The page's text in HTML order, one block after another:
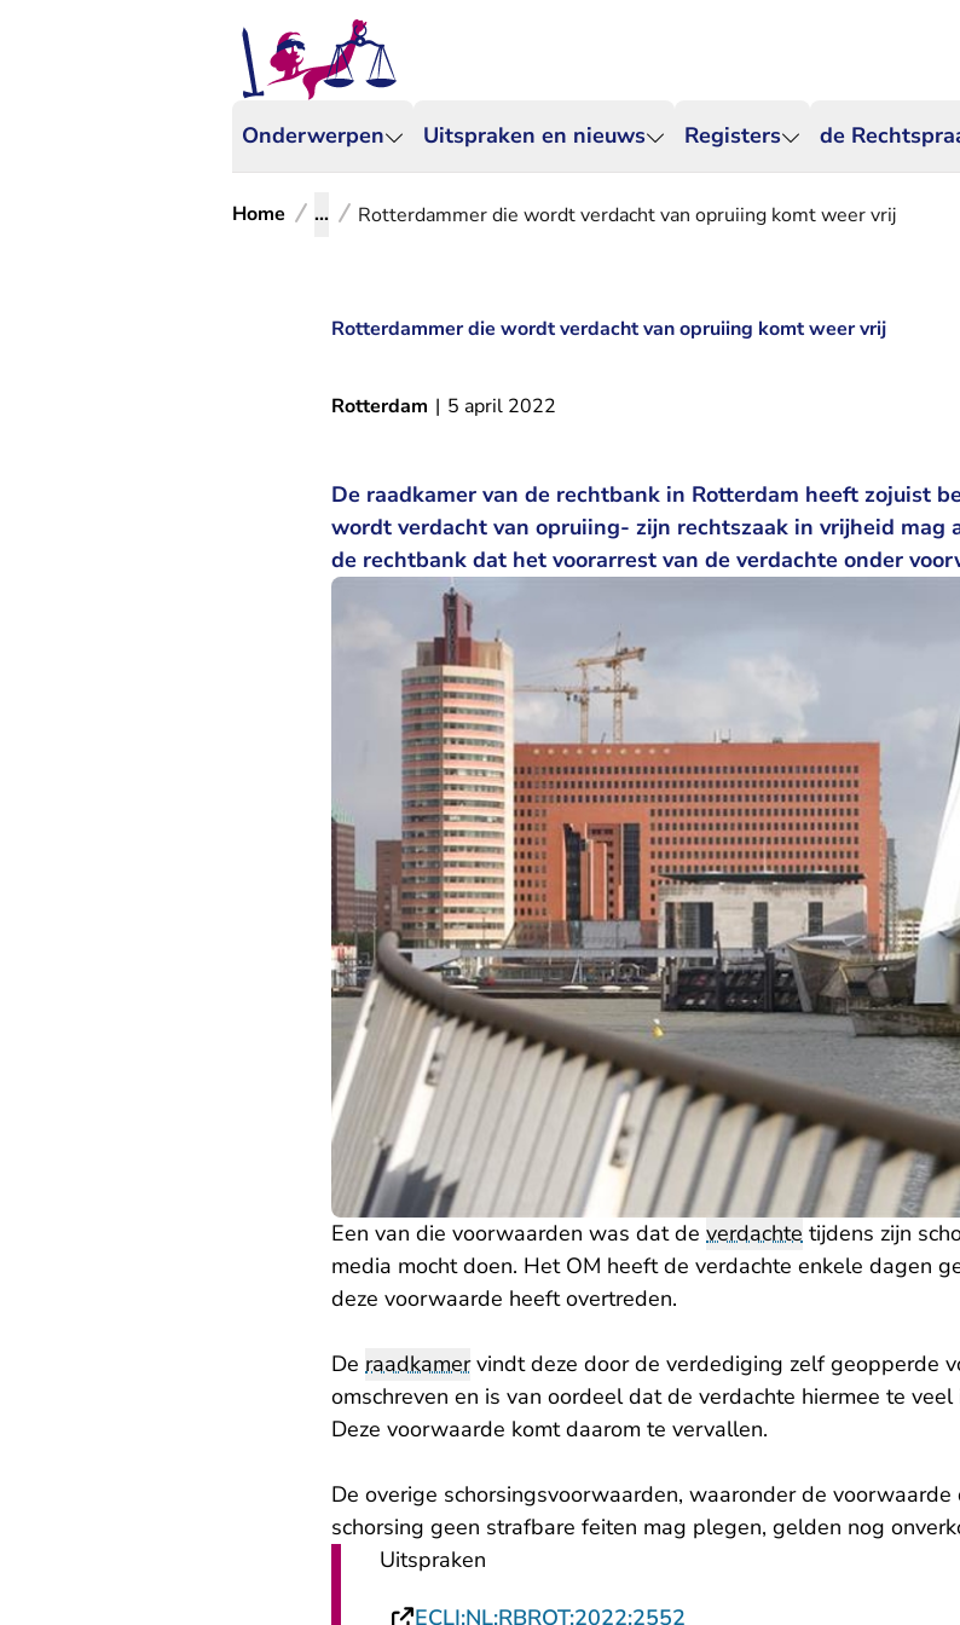
Onderwerpen Uitspraken en nieuws Registers de
Home ... Rotterdammer die wordt verdacht van opruiing komt weer vrij
Rotterdammer die wordt verdacht van opruiing komt weer vrij
Rotterdam | 5 april 2022
De raadkamer van de rechtbank in Rotterdam heeft zojuist
wordt verdacht van opruiing- zijn rechtszaak in vrijheid mag
de rechtbank dat het voorarrest van de verdachte onder
Een van die voorwaarden was dat de verdachte tijdens zijn
media mocht doen. Het OM heeft de verdachte enkele dagen
deze voorwaarde heeft overtreden.
De raadkamervindt deze door de verdediging zelf geopperde
omschreven en is van oordeel dat de verdachte hiermee te
Deze voorwaarde komt daarom te vervallen.
De overige schorsingsvoorwaarden, waaronder de
schorsing geen strafbare feiten mag plegen, gelden nog
Uitspraken
ECLI:NL:RBROT:2022:2552